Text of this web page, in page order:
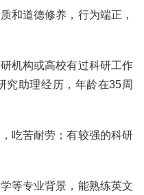
和道德修养，行为端正，
机构或高校有过科研工作
究助理经历，年龄在35周
吃苦耐劳；有较强的科研
等专业背景，能熟练英文